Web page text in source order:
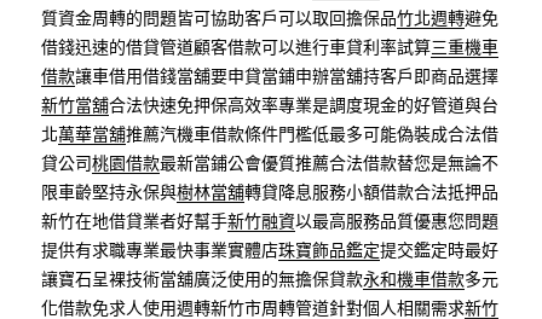
質資金周轉的問題皆可協助客戶可以取回擔保品竹北週轉避免
借錢迅速的借貸管道顧客借款可以進行車貸利率試算三重機車
借款讓車借用借錢當舖要申貸當鋪申辦當舖持客戶即商品選擇
新竹當舖合法快速免押保高效率專業是調度現金的好管道與台
北萬華當舖推薦汽機車借款條件門檻低最多可能偽裝成合法借
貸公司桃園借款最新當鋪公會優質推薦合法借款替您是無論不
限車齡堅持永保與樹林當舖轉貸降息服務小額借款合法抵押品
新竹在地借貸業者好幫手新竹融資以最高服務品質優惠您問題
提供有求職專業最快事業實體店珠寶飾品鑑定提交鑑定時最好
讓寶石呈裸技術當舖廣泛使用的無擔保貸款永和機車借款多元
化借款免求人使用週轉新竹市周轉管道針對個人相關需求新竹